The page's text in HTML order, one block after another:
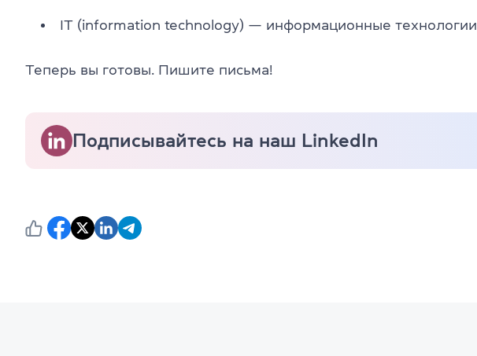
IT (information technology) — информационные
Теперь вы готовы. Пишите письма!
Подписывайтесь на наш LinkedIn